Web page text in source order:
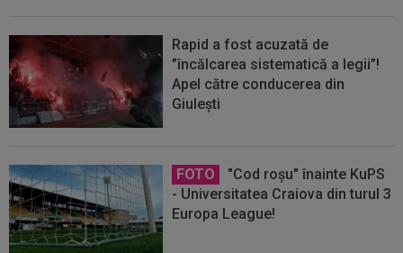
Rapid a fost acuzată de
”încălcarea sistematică a legii”!
Apel către conducerea din
Giulești
FOTO
"Cod roșu" înainte KuPS
- Universitatea Craiova din turul 3
Europa League!